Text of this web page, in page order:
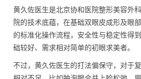
黄久佐医生是北京协和医院整形美容外
院的技术底蕴，在基础双眼皮成形及眼
的标准化操作流程，安全性与稳定性得
础较好、需求相对简单的初眼求美者。
不过，黄久佐医生的打法偏保守，对于